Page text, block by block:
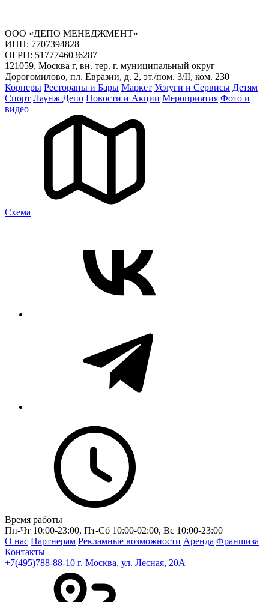
ООО «ДЕПО МЕНЕДЖМЕНТ»
ИНН: 7707394828
ОГРН: 5177746036287
121059, Москва г, вн. тер. г. муниципальный округ
Дорогомилово, пл. Евразии, д. 2, эт./пом. 3/II, ком. 230
Корнеры Рестораны и Бары Маркет Услуги и Сервисы Детям
Спорт Лаунж Депо Новости и Акции Мероприятия Фото и
видео
Cхема
Время работы
Пн-Чт 10:00-23:00, Пт-Сб 10:00-02:00, Вс 10:00-23:00
О нас Партнерам Рекламные возможности Аренда Франшиза
Контакты
+7(495)788-88-10 г. Москва, ул. Лесная, 20A